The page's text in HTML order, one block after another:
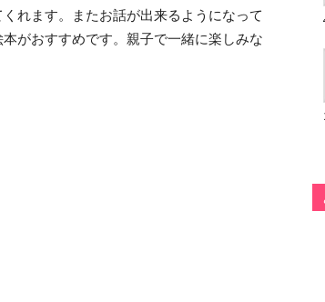
れます。またお話が出来るようになって
がおすすめです。親子で一緒に楽しみな